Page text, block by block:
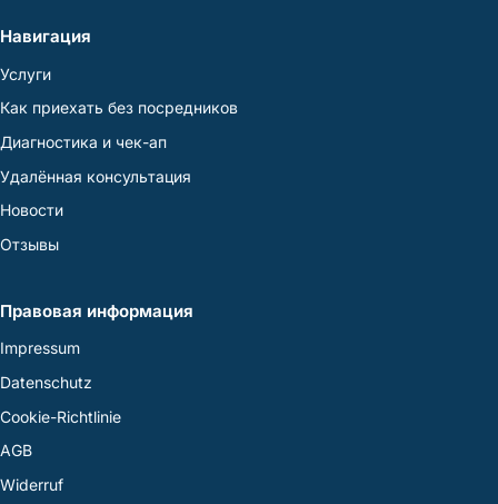
Навигация
Услуги
Как приехать без посредников
Диагностика и чек-ап
Удалённая консультация
Новости
Отзывы
Правовая информация
Impressum
Datenschutz
Cookie-Richtlinie
AGB
Widerruf